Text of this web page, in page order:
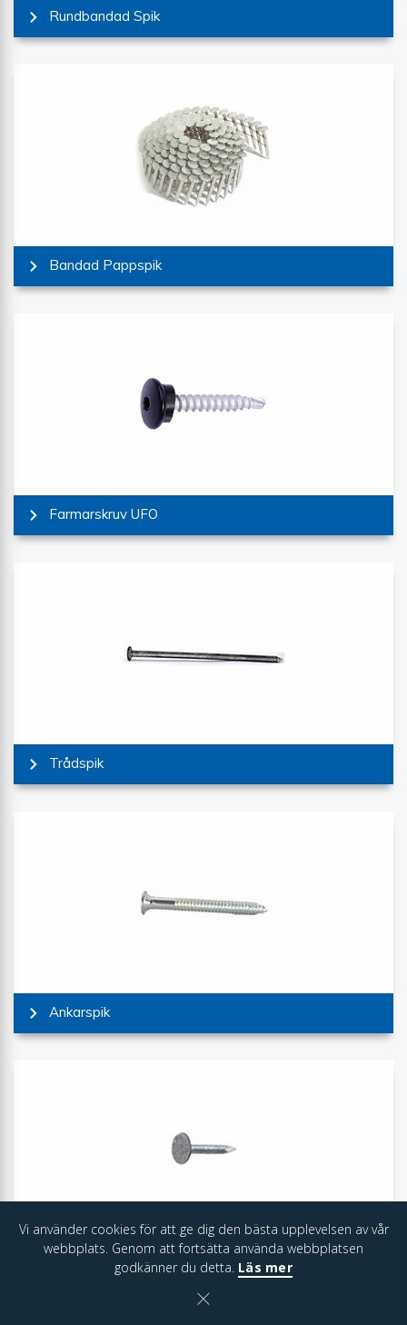
Rundbandad Spik
Bandad Pappspik
Farmarskruv UFO
Trådspik
Ankarspik
Pappspik
Vi använder cookies för att ge dig den bästa upplevelsen av vår
webbplats. Genom att fortsätta använda webbplatsen
godkänner du detta. Läs mer